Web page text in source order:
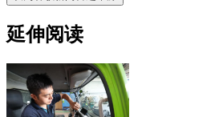
延伸阅读